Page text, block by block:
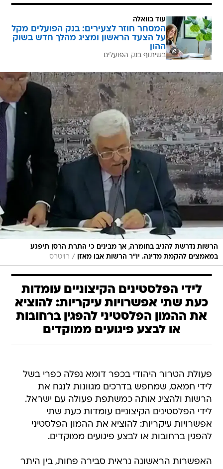
עוד בוואלה
המסחר חוזר לצעירים: בנק הפועלים מקל
על הצעד הראשון ומציג מהלך חדש בשוק
ההון
בשיתוף בנק הפועלים
הרשות נדרשת להגיב בחומרה, אך מבינים כי התרת הרסן תיפגע
במאמצים להקמת מדינה. יו"ר הרשות אבו מאזן
/ רויטרס
לידי הפלסטינים הקיצוניים עומדות
כעת שתי אפשרויות עיקריות: להוציא
את ההמון הפלסטיני להפגין ברחובות
או לבצע פיגועים ממוקדים
פעולת הטרור היהודי בכפר דומא נפלה כפרי בשל
לידי חמאס, שמחפש בדרכים מגוונות לנגח את
הרשות ולהציג אותה כמשתפת פעולה עם ישראל.
לידי הפלסטינים הקיצוניים עומדות כעת שתי
אפשרויות עיקריות: להוציא את ההמון הפלסטיני
להפגין ברחובות או לבצע פיגועים ממוקדים.
האפשרות הראשונה נראית סבירה פחות, בין היתר